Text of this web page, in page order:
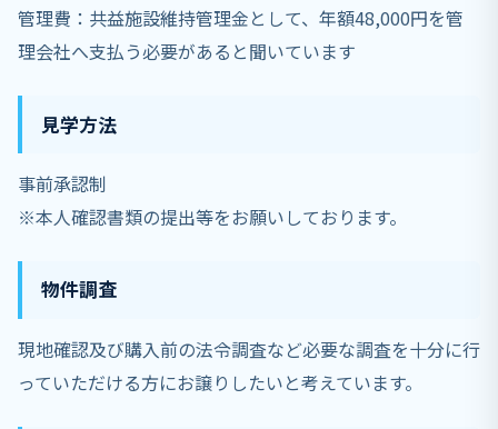
管理費：共益施設維持管理金として、年額48,000円を管
理会社へ支払う必要があると聞いています
見学方法
事前承認制
※本人確認書類の提出等をお願いしております。
物件調査
現地確認及び購入前の法令調査など必要な調査を十分に行
っていただける方にお譲りしたいと考えています。